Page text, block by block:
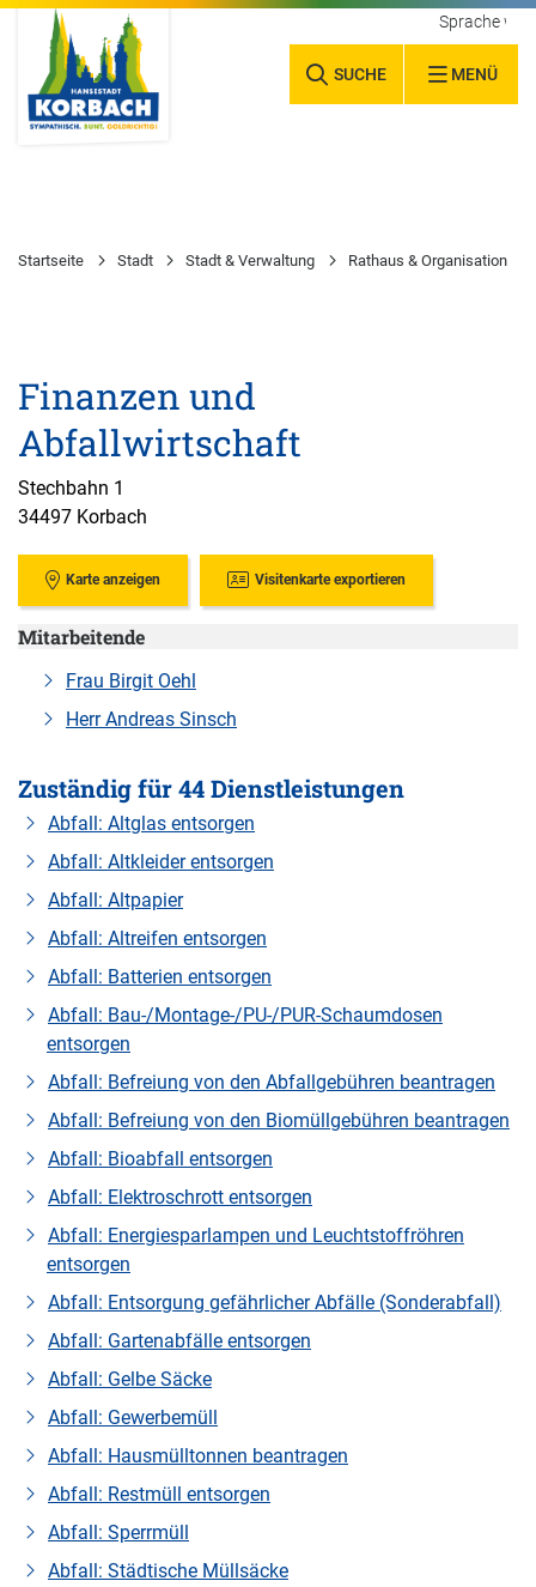
SUCHE MENÜ
Sprache
Startseite Stadt Stadt & Verwaltung Rathaus & Organisation
Finanzen und
Abfallwirtschaft
Stechbahn 1
34497 Korbach
Karte anzeigen Visitenkarte exportieren
Mitarbeitende
Frau Birgit Oehl
Herr Andreas Sinsch
Zuständig für 44 Dienstleistungen
Abfall: Altglas entsorgen
Abfall: Altkleider entsorgen
Abfall: Altpapier
Abfall: Altreifen entsorgen
Abfall: Batterien entsorgen
Abfall: Bau-/Montage-/PU-/PUR-Schaumdosen
entsorgen
Abfall: Befreiung von den Abfallgebühren beantragen
Abfall: Befreiung von den Biomüllgebühren beantragen
Abfall: Bioabfall entsorgen
Abfall: Elektroschrott entsorgen
Abfall: Energiesparlampen und Leuchtstoffröhren
entsorgen
Abfall: Entsorgung gefährlicher Abfälle (Sonderabfall)
Abfall: Gartenabfälle entsorgen
Abfall: Gelbe Säcke
Abfall: Gewerbemüll
Abfall: Hausmülltonnen beantragen
Abfall: Restmüll entsorgen
Abfall: Sperrmüll
Abfall: Städtische Müllsäcke